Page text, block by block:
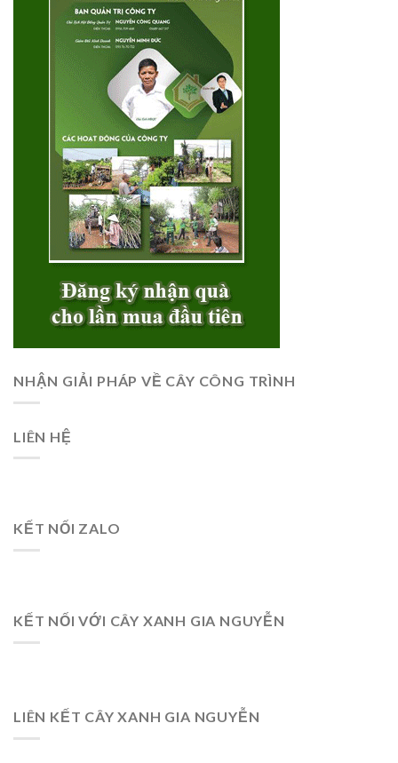
NHẬN GIẢI PHÁP VỀ CÂY CÔNG TRÌNH
LIÊN HỆ
KẾT NỐI ZALO
KẾT NỐI VỚI CÂY XANH GIA NGUYỄN
LIÊN KẾT CÂY XANH GIA NGUYỄN